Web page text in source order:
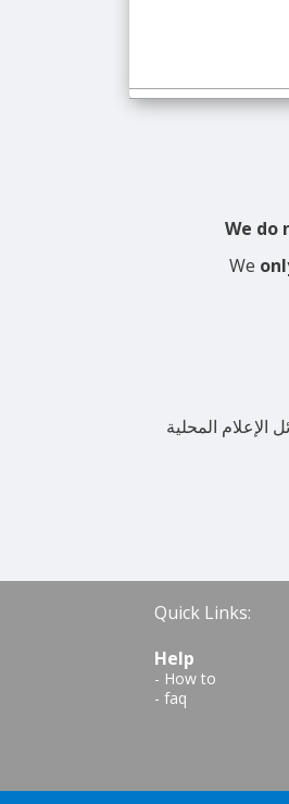
We do
We
المحلية
Quick Links:
Help
- How to
-faq